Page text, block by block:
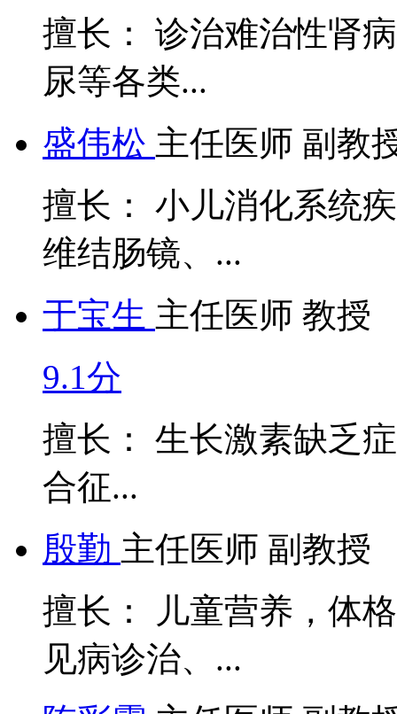
擅长： 诊治难治性肾
尿等各类...
盛伟松 主任医师 副教
擅长： 小儿消化系统
维结肠镜、...
于宝生 主任医师 教授
9.1分
擅长： 生长激素缺乏
合征...
殷勤 主任医师 副教授
擅长： 儿童营养，体
见病诊治、...